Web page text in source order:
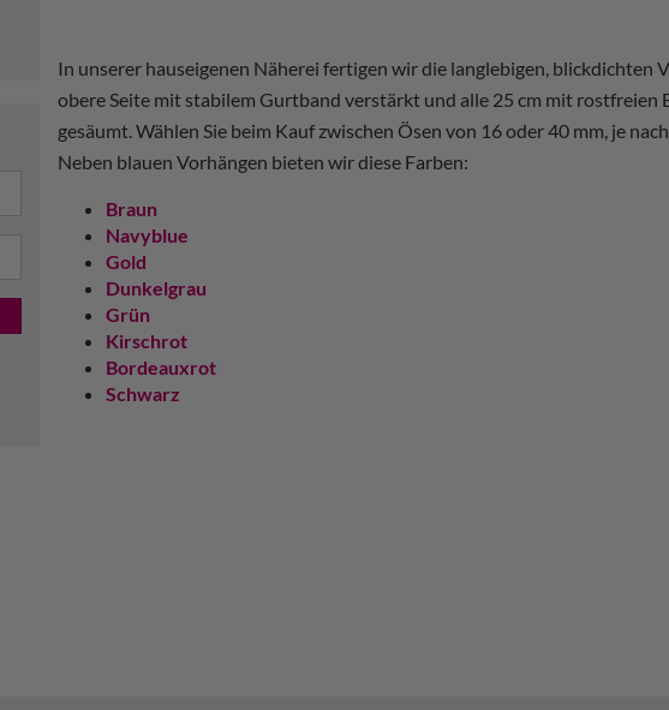
In unserer hauseigenen Näherei fertigen wir die langlebigen, blickdichten
obere Seite mit stabilem Gurtband verstärkt und alle 25 cm mit rostfreien
gesäumt. Wählen Sie beim Kauf zwischen Ösen von 16 oder 40 mm, je
Neben blauen Vorhängen bieten wir diese Farben:
Braun
Navyblue
Gold
Dunkelgrau
Grün
Kirschrot
Bordeauxrot
Schwarz